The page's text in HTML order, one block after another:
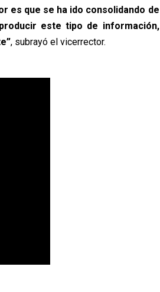
es que se ha ido consolidando de
este tipo de información,
, subrayó el vicerrector.